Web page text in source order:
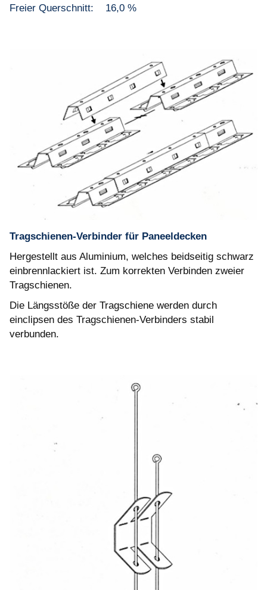
Freier Querschnitt: 16,0 %
Tragschienen-Verbinder für Paneeldecken
Hergestellt aus Aluminium, welches beidseitig schwarz
einbrennlackiert ist. Zum korrekten Verbinden zweier
Tragschienen.
Die Längsstöße der Tragschiene werden durch
einclipsen des Tragschienen-Verbinders stabil
verbunden.